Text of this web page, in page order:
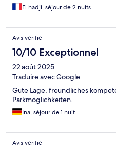
El hadji, séjour de 2 nuits
Avis vérifié
10/10 Exceptionnel
22 août 2025
Traduire avec Google
Gute Lage, freundliches
Parkmöglichkeiten.
Ina, séjour de 1 nuit
Avis vérifié